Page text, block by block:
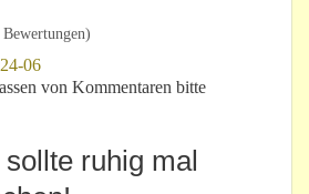
Bewertungen)
06
Die „Amerikanisierung“ der 24h von Le
von Kommentaren bitte
ruhig mal